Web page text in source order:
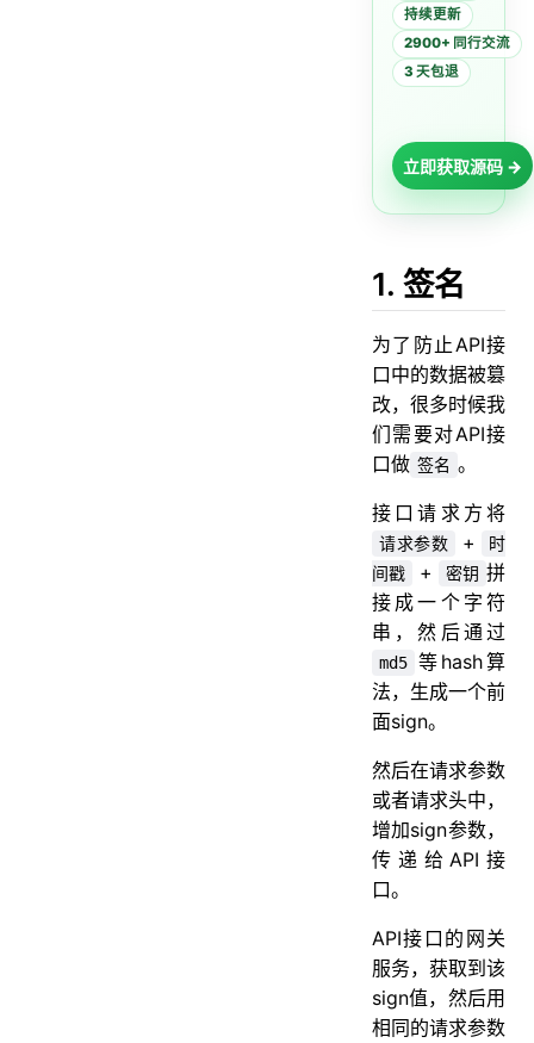
持续更新
2900+ 同行交流
3 天包退
立即获取源码 →
1. 签名
为了防止API接
口中的数据被篡
改，很多时候我
们需要对API接
口做 签名 。
接口请求方将
请求参数 +
时
间戳
+ 密钥 拼
接成一个字符
串，然后通过
md5 等hash算
法，生成一个前
面sign。
然后在请求参数
或者请求头中，
增加sign参数，
传递给API接
口。
API接口的网关
服务，获取到该
sign值，然后用
相同的请求参数